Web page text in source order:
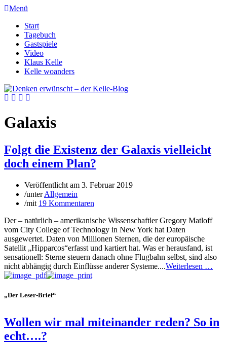
Menü
Start
Tagebuch
Gastspiele
Video
Klaus Kelle
Kelle woanders
Galaxis
Folgt die Existenz der Galaxis vielleicht
doch einem Plan?
Veröffentlicht am 3. Februar 2019
/unterAllgemein
/mit 19 Kommentaren
Der – natürlich – amerikanische Wissenschaftler Gregory Matloff
vom City College of Technology in New York hat Daten
ausgewertet. Daten von Millionen Sternen, die der europäische
Satellit „Hipparcos“erfasst und kartiert hat. Was er herausfand, ist
sensationell: Sterne steuern danach ohne Flugbahn selbst, sind also
nicht abhängig durch Einflüsse anderer Systeme....Weiterlesen …
„Der Leser-Brief“
Wollen wir mal miteinander reden? So in
echt….?